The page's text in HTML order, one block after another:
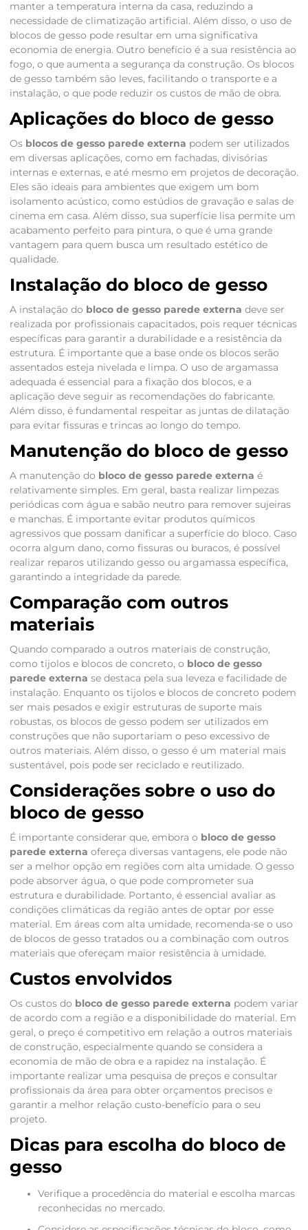
manter a temperatura interna da casa, reduzindo a
necessidade de climatização artificial. Além disso, o uso de
blocos de gesso pode resultar em uma significativa
economia de energia. Outro benefício é a sua resistência ao
fogo, o que aumenta a segurança da construção. Os blocos
de gesso também são leves, facilitando o transporte e a
instalação, o que pode reduzir os custos de mão de obra.
Aplicações do bloco de gesso
Os blocos de gesso parede externa podem ser utilizados
em diversas aplicações, como em fachadas, divisórias
internas e externas, e até mesmo em projetos de decoração.
Eles são ideais para ambientes que exigem um bom
isolamento acústico, como estúdios de gravação e salas de
cinema em casa. Além disso, sua superfície lisa permite um
acabamento perfeito para pintura, o que é uma grande
vantagem para quem busca um resultado estético de
qualidade.
Instalação do bloco de gesso
A instalação do bloco de gesso parede externa deve ser
realizada por profissionais capacitados, pois requer técnicas
específicas para garantir a durabilidade e a resistência da
estrutura. É importante que a base onde os blocos serão
assentados esteja nivelada e limpa. O uso de argamassa
adequada é essencial para a fixação dos blocos, e a
aplicação deve seguir as recomendações do fabricante.
Além disso, é fundamental respeitar as juntas de dilatação
para evitar fissuras e trincas ao longo do tempo.
Manutenção do bloco de gesso
A manutenção do bloco de gesso parede externa é
relativamente simples. Em geral, basta realizar limpezas
periódicas com água e sabão neutro para remover sujeiras
e manchas. É importante evitar produtos químicos
agressivos que possam danificar a superfície do bloco. Caso
ocorra algum dano, como fissuras ou buracos, é possível
realizar reparos utilizando gesso ou argamassa específica,
garantindo a integridade da parede.
Comparação com outros
materiais
Quando comparado a outros materiais de construção,
como tijolos e blocos de concreto, o bloco de gesso
parede externa se destaca pela sua leveza e facilidade de
instalação. Enquanto os tijolos e blocos de concreto podem
ser mais pesados e exigir estruturas de suporte mais
robustas, os blocos de gesso podem ser utilizados em
construções que não suportariam o peso excessivo de
outros materiais. Além disso, o gesso é um material mais
sustentável, pois pode ser reciclado e reutilizado.
Considerações sobre o uso do
bloco de gesso
É importante considerar que, embora o bloco de gesso
parede externa ofereça diversas vantagens, ele pode não
ser a melhor opção em regiões com alta umidade. O gesso
pode absorver água, o que pode comprometer sua
estrutura e durabilidade. Portanto, é essencial avaliar as
condições climáticas da região antes de optar por esse
material. Em áreas com alta umidade, recomenda-se o uso
de blocos de gesso tratados ou a combinação com outros
materiais que ofereçam maior resistência à umidade.
Custos envolvidos
Os custos do bloco de gesso parede externa podem variar
de acordo com a região e a disponibilidade do material. Em
geral, o preço é competitivo em relação a outros materiais
de construção, especialmente quando se considera a
economia de mão de obra e a rapidez na instalação. É
importante realizar uma pesquisa de preços e consultar
profissionais da área para obter orçamentos precisos e
garantir a melhor relação custo-benefício para o seu
projeto.
Dicas para escolha do bloco de
gesso
Verifique a procedência do material e escolha marcas
reconhecidas no mercado.